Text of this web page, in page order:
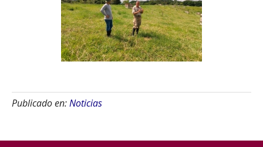
Publicado en:Noticias